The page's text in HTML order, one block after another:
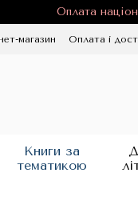
Оплата
магазин Оплата і
Книги за
тематикою